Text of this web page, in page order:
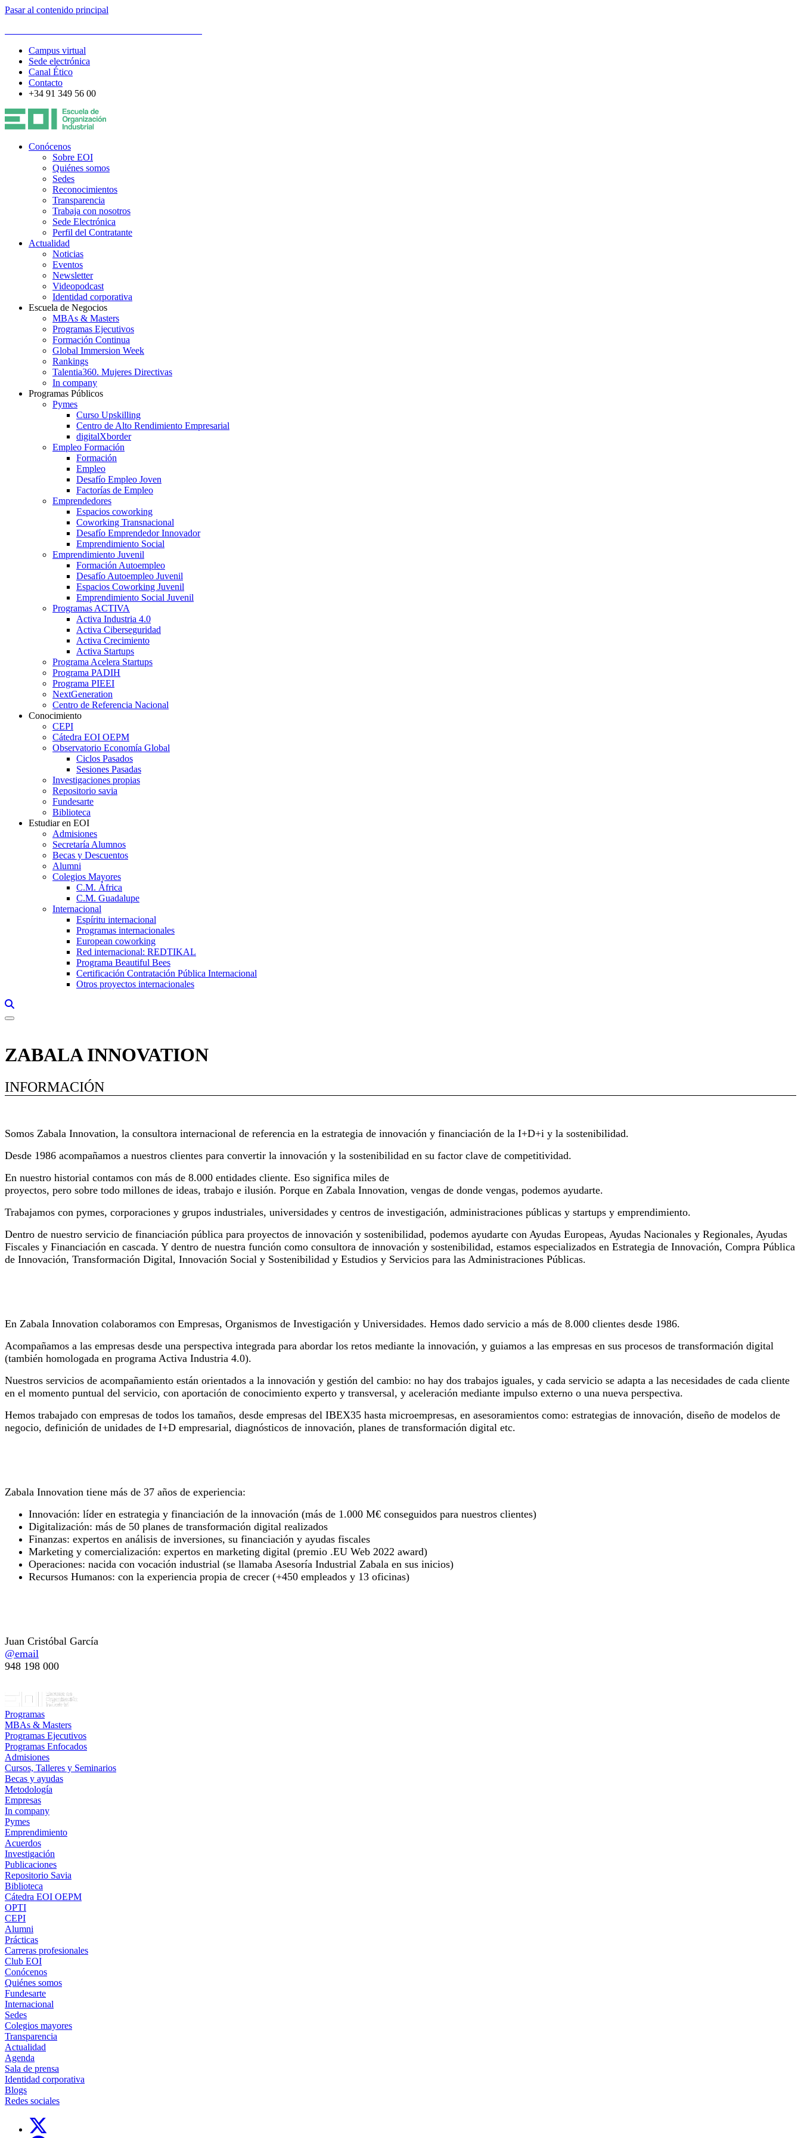
Pasar al contenido principal
Campus virtual
Sede electrónica
Canal Ético
Contacto
+34 91 349 56 00
Conócenos
Sobre EOI
Quiénes somos
Sedes
Reconocimientos
Transparencia
Trabaja con nosotros
Sede Electrónica
Perfil del Contratante
Actualidad
Noticias
Eventos
Newsletter
Videopodcast
Identidad corporativa
Escuela de Negocios
MBAs & Masters
Programas Ejecutivos
Formación Continua
Global Immersion Week
Rankings
Talentia360. Mujeres Directivas
In company
Programas Públicos
Pymes
Curso Upskilling
Centro de Alto Rendimiento Empresarial
digitalXborder
Empleo Formación
Formación
Empleo
Desafío Empleo Joven
Factorías de Empleo
Emprendedores
Espacios coworking
Coworking Transnacional
Desafío Emprendedor Innovador
Emprendimiento Social
Emprendimiento Juvenil
Formación Autoempleo
Desafío Autoempleo Juvenil
Espacios Coworking Juvenil
Emprendimiento Social Juvenil
Programas ACTIVA
Activa Industria 4.0
Activa Ciberseguridad
Activa Crecimiento
Activa Startups
Programa Acelera Startups
Programa PADIH
Programa PIEEI
NextGeneration
Centro de Referencia Nacional
Conocimiento
CEPI
Cátedra EOI OEPM
Observatorio Economía Global
Ciclos Pasados
Sesiones Pasadas
Investigaciones propias
Repositorio savia
Fundesarte
Biblioteca
Estudiar en EOI
Admisiones
Secretaría Alumnos
Becas y Descuentos
Alumni
Colegios Mayores
C.M. África
C.M. Guadalupe
Internacional
Espíritu internacional
Programas internacionales
European coworking
Red internacional: REDTIKAL
Programa Beautiful Bees
Certificación Contratación Pública Internacional
Otros proyectos internacionales
ZABALA INNOVATION
INFORMACIÓN
Somos Zabala Innovation, la consultora internacional de referencia en la estrategia de innovación y financiación de la I+D+i y la sostenibilidad.
Desde 1986 acompañamos a nuestros clientes para convertir la innovación y la sostenibilidad en su factor clave de competitividad.
En nuestro historial contamos con más de 8.000 entidades cliente. Eso significa miles de
proyectos, pero sobre todo millones de ideas, trabajo e ilusión. Porque en Zabala Innovation, vengas de donde vengas, podemos ayudarte.
Trabajamos con pymes, corporaciones y grupos industriales, universidades y centros de investigación, administraciones públicas y startups y emprendimiento.
Dentro de nuestro servicio de financiación pública para proyectos de innovación y sostenibilidad, podemos ayudarte con Ayudas Europeas, Ayudas Nacionales y Regionales, Ayudas
Fiscales y Financiación en cascada. Y dentro de nuestra función como consultora de innovación y sostenibilidad, estamos especializados en Estrategia de Innovación, Compra Pública
de Innovación, Transformación Digital, Innovación Social y Sostenibilidad y Estudios y Servicios para las Administraciones Públicas.
En Zabala Innovation colaboramos con Empresas, Organismos de Investigación y Universidades. Hemos dado servicio a más de 8.000 clientes desde 1986.
Acompañamos a las empresas desde una perspectiva integrada para abordar los retos mediante la innovación, y guiamos a las empresas en sus procesos de transformación digital
(también homologada en programa Activa Industria 4.0).
Nuestros servicios de acompañamiento están orientados a la innovación y gestión del cambio: no hay dos trabajos iguales, y cada servicio se adapta a las necesidades de cada cliente
en el momento puntual del servicio, con aportación de conocimiento experto y transversal, y aceleración mediante impulso externo o una nueva perspectiva.
Hemos trabajado con empresas de todos los tamaños, desde empresas del IBEX35 hasta microempresas, en asesoramientos como: estrategias de innovación, diseño de modelos de
negocio, definición de unidades de I+D empresarial, diagnósticos de innovación, planes de transformación digital etc.
Zabala Innovation tiene más de 37 años de experiencia:
Innovación: líder en estrategia y financiación de la innovación (más de 1.000 M€ conseguidos para nuestros clientes)
Digitalización: más de 50 planes de transformación digital realizados
Finanzas: expertos en análisis de inversiones, su financiación y ayudas fiscales
Marketing y comercialización: expertos en marketing digital (premio .EU Web 2022 award)
Operaciones: nacida con vocación industrial (se llamaba Asesoría Industrial Zabala en sus inicios)
Recursos Humanos: con la experiencia propia de crecer (+450 empleados y 13 oficinas)
Juan Cristóbal García
@email
948 198 000
Programas
MBAs & Masters
Programas Ejecutivos
Programas Enfocados
Admisiones
Cursos, Talleres y Seminarios
Becas y ayudas
Metodología
Empresas
In company
Pymes
Emprendimiento
Acuerdos
Investigación
Publicaciones
Repositorio Savia
Biblioteca
Cátedra EOI OEPM
OPTI
CEPI
Alumni
Prácticas
Carreras profesionales
Club EOI
Conócenos
Quiénes somos
Fundesarte
Internacional
Sedes
Colegios mayores
Transparencia
Actualidad
Agenda
Sala de prensa
Identidad corporativa
Blogs
Redes sociales